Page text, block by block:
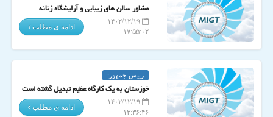
مشاور سالن های زیبایی و آرایشگاه زنانه
۱۴۰۲/۱۲/۱۹
۱۷:۵۵:۰۲
ادامه ی مطلب
رییس جمهور:
خوزستان به یک کارگاه عظیم تبدیل گشته است
۱۴۰۲/۱۲/۱۹
۱۳:۳۶:۴۶
ادامه ی مطلب